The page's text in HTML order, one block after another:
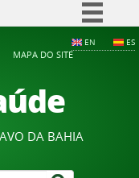
Participe
à informação
Legislação
Canais
EN ES
MAPA DO SITE
DA BAHIA